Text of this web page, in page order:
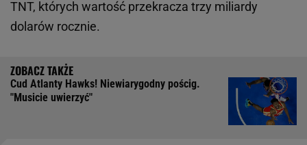
TNT, których wartość przekracza trzy miliardy
dolarów rocznie.
Cud Atlanty Hawks! Niewiarygodny pościg.
"Musicie uwierzyć"